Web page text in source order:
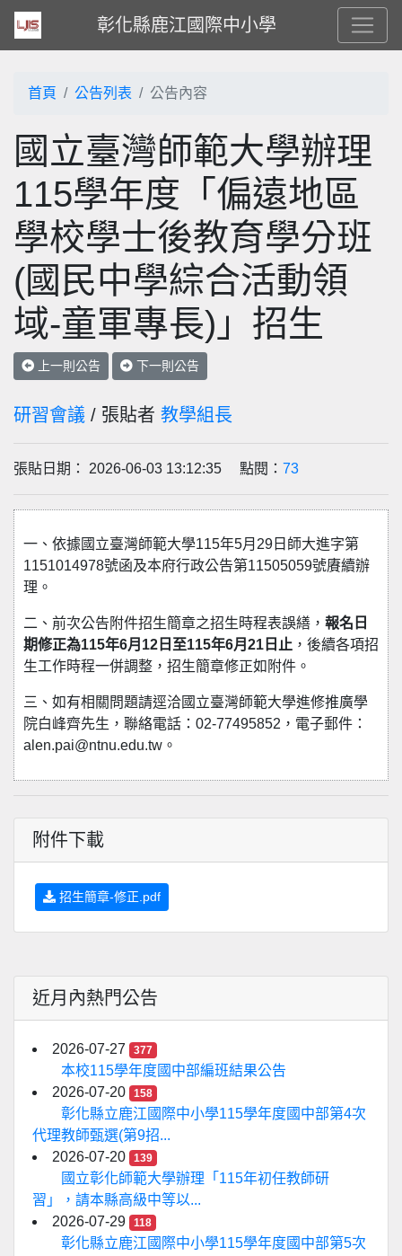
彰化縣鹿江國際中小學
首頁 公告列表 公告內容
國立臺灣師範大學辦理
115學年度「偏遠地區
學校學士後教育學分班
(國民中學綜合活動領
域-童軍專長)」招生
上一則公告 下一則公告
研習會議 / 張貼者 教學組長
張貼日期： 2026-06-03 13:12:35 點閱： 73
一、依據國立臺灣師範大學115年5月29日師大進字第
1151014978號函及本府行政公告第11505059號賡續辦
理。
二、前次公告附件招生簡章之招生時程表誤繕， 報名日
期修正為115年6月12日至115年6月21日止 ，後續各項招
生工作時程一併調整，招生簡章修正如附件。
三、如有相關問題請逕洽國立臺灣師範大學進修推廣學
院白峰齊先生，聯絡電話：02-77495852，電子郵件：
alen.pai@ntnu.edu.tw。
附件下載
招生簡章-修正.pdf
近月內熱門公告
2026-07-27 377
本校115學年度國中部編班結果公告
2026-07-20
158
彰化縣立鹿江國際中小學115學年度國中部第4次
代理教師甄選(第9招...
2026-07-20
139
國立彰化師範大學辦理「115年初任教師研
習」，請本縣高級中等以...
2026-07-29
118
彰化縣立鹿江國際中小學115學年度國中部第5次